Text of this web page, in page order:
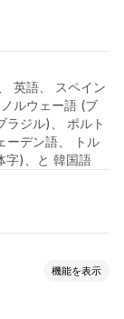
英語、 スペイン
ルウェー語 (ブ
ラジル)、 ポルト
ーデン語、 トル
字)、と 韓国語
機能を表示